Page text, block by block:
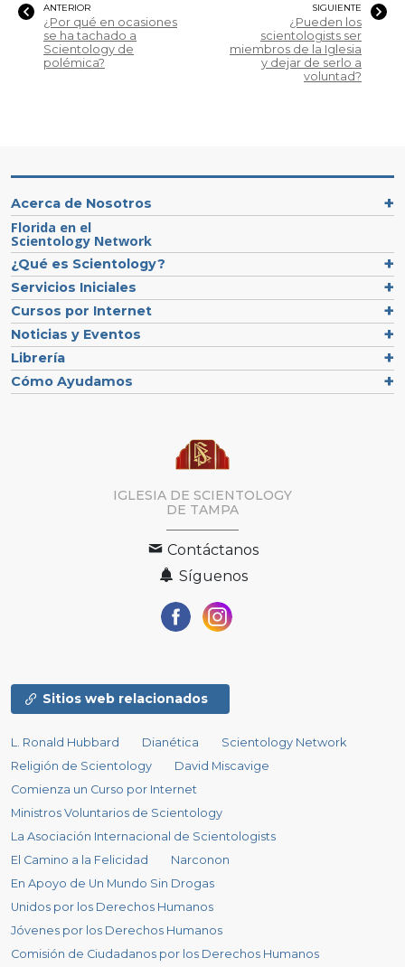
ANTERIOR
¿Por qué en ocasiones
se ha tachado a
Scientology de
polémica?
SIGUIENTE
¿Pueden los
scientologists ser
miembros de la Iglesia
y dejar de serlo a
voluntad?
Acerca de Nosotros
Florida en el
Scientology Network
¿Qué es Scientology?
Servicios Iniciales
Cursos por Internet
Noticias y Eventos
Librería
Cómo Ayudamos
IGLESIA DE SCIENTOLOGY
DE TAMPA
Contáctanos
Síguenos
Sitios web relacionados
L. Ronald Hubbard Dianética
Scientology Network
Religión de Scientology
David Miscavige
Comienza un Curso por Internet
Ministros Voluntarios de Scientology
La Asociación Internacional de Scientologists
El Camino a la Felicidad
Narconon
En Apoyo de Un Mundo Sin Drogas
Unidos por los Derechos Humanos
Jóvenes por los Derechos Humanos
Comisión de Ciudadanos por los Derechos Humanos